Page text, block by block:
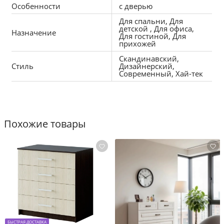
Ящики выполнены на шариковых направляющих
За 2-мя крайними дверцами расположена
широкая полка, за дверкой рядом с ящиками
-узкое отделение с полкой.
Инструкция и вся необходимая фурнитура
предусмотрена в комплекте.
Особенности с дверью
Назначение
Для спальни, Для
детской , Для офиса,
Для гостиной, Для
прихожей
Стиль
Скандинавский,
Дизайнерский,
Современный, Хай-тек
Похожие товары
БЫСТРАЯ ДОСТАВКА